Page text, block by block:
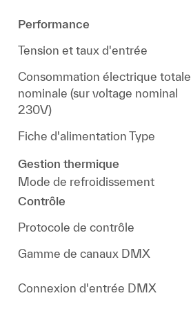
Performance
Tension et taux d'entrée
Consommation électrique totale
nominale (sur voltage nominal
230V)
Fiche d'alimentation Type
Gestion thermique
Mode de refroidissement
Contrôle
Protocole de contrôle
Gamme de canaux DMX
Connexion d'entrée DMX